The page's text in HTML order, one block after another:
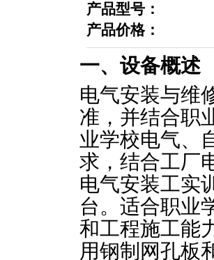
产品型号：
产品价格：
一、设备概述
电气安装与维
准，并结合职
业学校电气、
求，结合工厂
电气安装工实
台。适合职业
和工程施工能
用钢制网孔板